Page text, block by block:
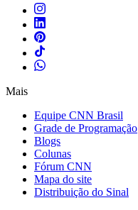
Mais
Equipe CNN Brasil
Grade de Programação
Blogs
Colunas
Fórum CNN
Mapa do site
Distribuição do Sinal